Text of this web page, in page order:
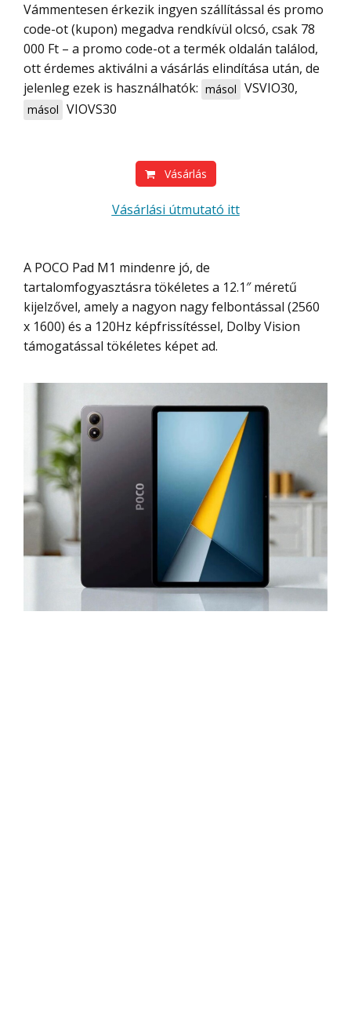
Vámmentesen érkezik ingyen szállítással és promo
code-ot (kupon) megadva rendkívül olcsó, csak 78
000 Ft – a promo code-ot a termék oldalán találod,
ott érdemes aktiválni a vásárlás elindítása után, de
jelenleg ezek is használhatók: másol VSVIO30,
másol VIOVS30
Vásárlás
Vásárlási útmutató itt
A POCO Pad M1 mindenre jó, de
tartalomfogyasztásra tökéletes a 12.1″ méretű
kijelzővel, amely a nagyon nagy felbontással (2560
x 1600) és a 120Hz képfrissítéssel, Dolby Vision
támogatással tökéletes képet ad.